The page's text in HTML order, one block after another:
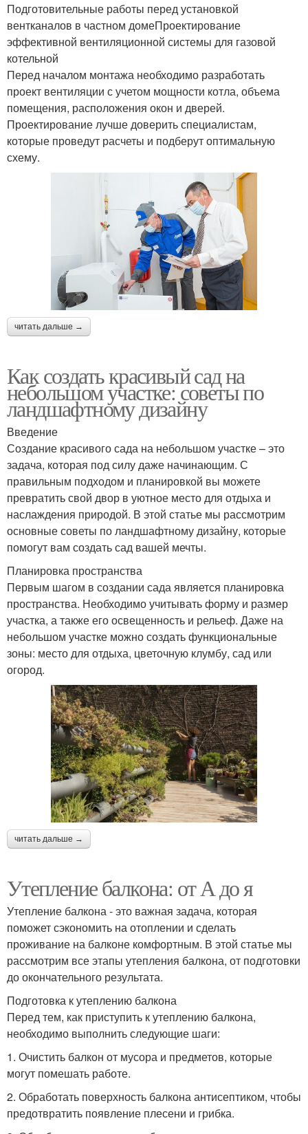
Подготовительные работы перед установкой
вентканалов в частном домеПроектирование
эффективной вентиляционной системы для газовой
котельной
Перед началом монтажа необходимо разработать
проект вентиляции с учетом мощности котла, объема
помещения, расположения окон и дверей.
Проектирование лучше доверить специалистам,
которые проведут расчеты и подберут оптимальную
схему.
читать дальше →
Как создать красивый сад на
небольшом участке: советы по
ландшафтному дизайну
Введение
Создание красивого сада на небольшом участке – это
задача, которая под силу даже начинающим. С
правильным подходом и планировкой вы можете
превратить свой двор в уютное место для отдыха и
наслаждения природой. В этой статье мы рассмотрим
основные советы по ландшафтному дизайну, которые
помогут вам создать сад вашей мечты.
Планировка пространства
Первым шагом в создании сада является планировка
пространства. Необходимо учитывать форму и размер
участка, а также его освещенность и рельеф. Даже на
небольшом участке можно создать функциональные
зоны: место для отдыха, цветочную клумбу, сад или
огород.
читать дальше →
Утепление балкона: от А до я
Утепление балкона - это важная задача, которая
поможет сэкономить на отоплении и сделать
проживание на балконе комфортным. В этой статье мы
рассмотрим все этапы утепления балкона, от подготовки
до окончательного результата.
Подготовка к утеплению балкона
Перед тем, как приступить к утеплению балкона,
необходимо выполнить следующие шаги:
1. Очистить балкон от мусора и предметов, которые
могут помешать работе.
2. Обработать поверхность балкона антисептиком, чтобы
предотвратить появление плесени и грибка.